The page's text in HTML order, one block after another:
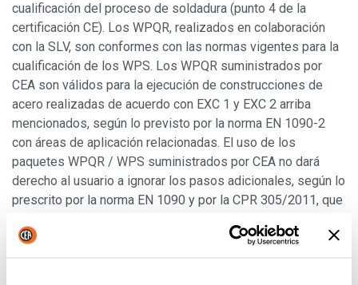
cualificación del proceso de soldadura (punto 4 de la
certificación CE). Los WPQR, realizados en colaboración
con la SLV, son conformes con las normas vigentes para la
cualificación de los WPS. Los WPQR suministrados por
CEA son válidos para la ejecución de construcciones de
acero realizadas de acuerdo con EXC 1 y EXC 2 arriba
mencionados, según lo previsto por la norma EN 1090-2
con áreas de aplicación relacionadas. El uso de los
paquetes WPQR / WPS suministrados por CEA no dará
derecho al usuario a ignorar los pasos adicionales, según lo
prescrito por la norma EN 1090 y por la CPR 305/2011, que
CEA no es responsable en caso de uso incorrecto o